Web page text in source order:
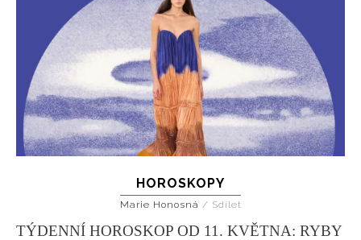
HOROSKOPY
Marie Honosná / Sdílet
TÝDENNÍ HOROSKOP OD 11. KVĚTNA: RYBY